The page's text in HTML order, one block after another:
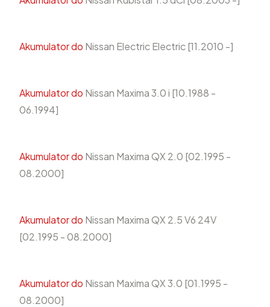
Akumulator do Nissan Electric Electric [11.2010 -]
Akumulator do Nissan Maxima 3.0 i [10.1988 -
06.1994]
Akumulator do Nissan Maxima QX 2.0 [02.1995 -
08.2000]
Akumulator do Nissan Maxima QX 2.5 V6 24V
[02.1995 - 08.2000]
Akumulator do Nissan Maxima QX 3.0 [01.1995 -
08.2000]